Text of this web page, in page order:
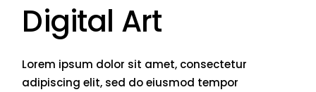
Digital Art
Lorem ipsum dolor sit amet, consectetur
adipiscing elit, sed do eiusmod tempor